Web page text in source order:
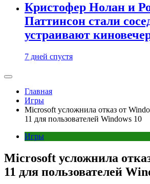
Кристофер Нолан и
Паттинсон стали
устраивают
7 дней спустя
Главная
Игры
Microsoft усложнила отказ от
11 для пользователей Windows 10
Игры
Microsoft усложнила
11 для пользователей